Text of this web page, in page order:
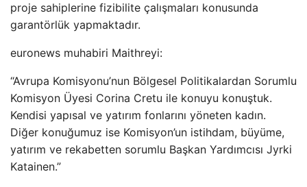
proje sahiplerine fizibilite çalışmaları konusunda
garantörlük yapmaktadır.
euronews muhabiri Maithreyi:
“Avrupa Komisyonu’nun Bölgesel Politikalardan Sorumlu
Komisyon Üyesi Corina Cretu ile konuyu konuştuk.
Kendisi yapısal ve yatırım fonlarını yöneten kadın.
Diğer konuğumuz ise Komisyon’un istihdam, büyüme,
yatırım ve rekabetten sorumlu Başkan Yardımcısı Jyrki
Katainen.”